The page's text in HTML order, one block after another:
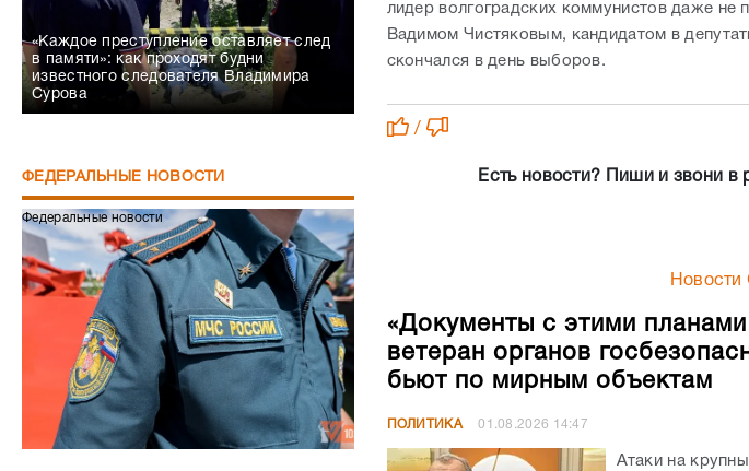
«Каждое преступление оставляет след
в памяти»: как проходят будни
известного следователя Владимира
Сурова
ФЕДЕРАЛЬНЫЕ НОВОСТИ
Федеральные новости
лидер волгоградских коммунистов даже
Вадимом Чистяковым, кандидатом в
скончался в день выборов.
/
Есть новости? Пиши и звони в
«Документы с этими
ветеран органов
бьют по мирным объектам
ПОЛИТИКА 01.08.2026 14:47
Атаки на